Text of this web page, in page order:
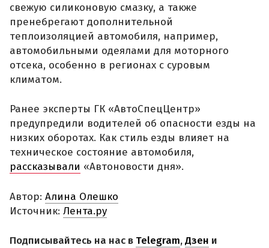
свежую силиконовую смазку, а также
пренебрегают дополнительной
теплоизоляцией автомобиля, например,
автомобильными одеялами для моторного
отсека, особенно в регионах с суровым
климатом.
Ранее эксперты ГК «АвтоСпецЦентр»
предупредили водителей об опасности езды на
низких оборотах. Как стиль езды влияет на
техническое состояние автомобиля,
рассказывали «Автоновости дня».
Автор: Алина Олешко
Источник: Лента.ру
Подписывайтесь на нас в Telegram,Дзен и